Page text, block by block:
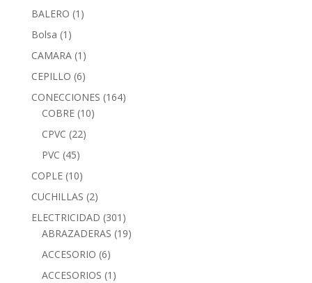
BALERO (1)
Bolsa (1)
CAMARA (1)
CEPILLO (6)
CONECCIONES (164)
COBRE (10)
CPVC (22)
PVC (45)
COPLE (10)
CUCHILLAS (2)
ELECTRICIDAD (301)
ABRAZADERAS (19)
ACCESORIO (6)
ACCESORIOS (1)